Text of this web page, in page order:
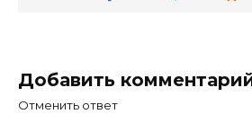
Добавить
Отменить ответ